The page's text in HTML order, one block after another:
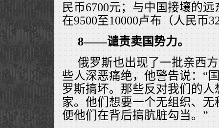
民币6700元；与中国接壤的
在9500至10000卢布（人民帀
8——谴责卖国势力。
俄罗斯也出现了一批亲西
些人深恶痛绝，他警告说：“
罗斯搞坏。那些反对我们的
家。他们想要一个无组织、
便他们在背后搞肮脏勾当。”